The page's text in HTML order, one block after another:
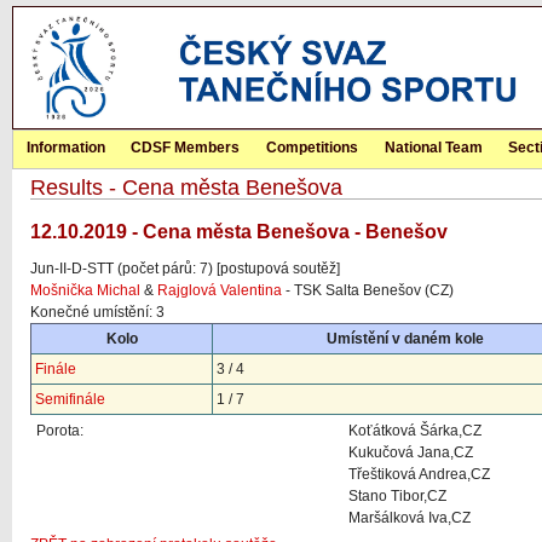
Information CDSF Members Competitions National Team
Results - Cena města Benešova
12.10.2019 - Cena města Benešova - Benešov
Jun-II-D-STT (počet párů: 7) [postupová soutěž]
Mošnička Michal & Rajglová Valentina - TSK Salta Benešov (CZ)
Konečné umístění: 3
Kolo
Umístění v daném kole
Finále
3 / 4
Semifinále
1 / 7
Porota:
Koťátková Šárka,CZ
Kukučová Jana,CZ
Třeštiková Andrea,CZ
Stano Tibor,CZ
Maršálková Iva,CZ